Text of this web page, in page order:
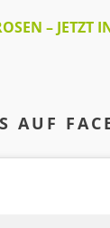
– JETZT IN
AUF